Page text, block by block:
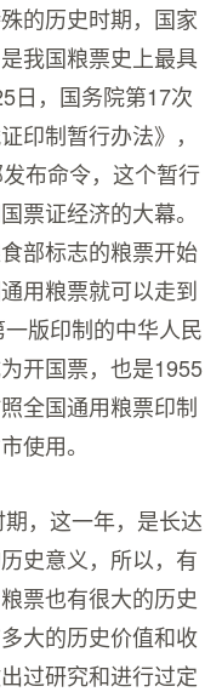
的历史时期，国家
我国粮票史上最具
日，国务院第17次
印制暂行办法》，
布命令，这个暂行
票证经济的大幕。
部标志的粮票开始
用粮票就可以走到
版印制的中华人民
开国票，也是1955
全国通用粮票印制
使用。
，这一年，是长达
史意义，所以，有
票也有很大的历史
大的历史价值和收
过研究和进行过定